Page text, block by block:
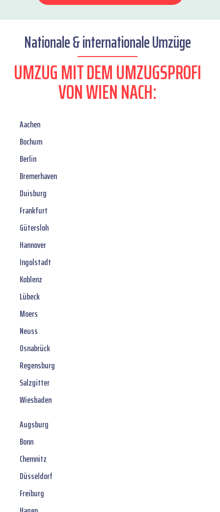
Nationale & internationale Umzüge
UMZUG MIT DEM UMZUGSPROFI
VON WIEN NACH:
Aachen
Bochum
Berlin
Bremerhaven
Duisburg
Frankfurt
Gütersloh
Hannover
Ingolstadt
Koblenz
Lübeck
Moers
Neuss
Osnabrück
Regensburg
Salzgitter
Wiesbaden
Augsburg
Bonn
Chemnitz
Düsseldorf
Freiburg